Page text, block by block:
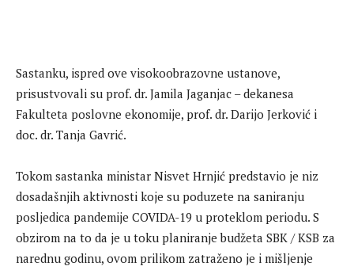
Sastanku, ispred ove visokoobrazovne ustanove,
prisustvovali su prof. dr. Jamila Jaganjac – dekanesa
Fakulteta poslovne ekonomije, prof. dr. Darijo Jerković i
doc. dr. Tanja Gavrić.
Tokom sastanka ministar Nisvet Hrnjić predstavio je niz
dosadašnjih aktivnosti koje su poduzete na saniranju
posljedica pandemije COVIDA-19 u proteklom periodu. S
obzirom na to da je u toku planiranje budžeta SBK / KSB za
narednu godinu, ovom prilikom zatraženo je i mišljenje